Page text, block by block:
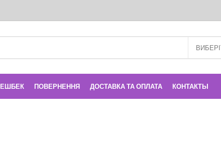
ПОВЕРНЕННЯ ДОСТАВКА ТА ОПЛАТА КОНТАКТЫ